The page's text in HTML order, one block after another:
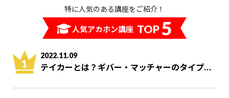
特に人気のある講座をご紹介！
人気アカホン講座 TOP5
2022.11.09
テイカーとは？ギバー・マッチャーのタイプ...